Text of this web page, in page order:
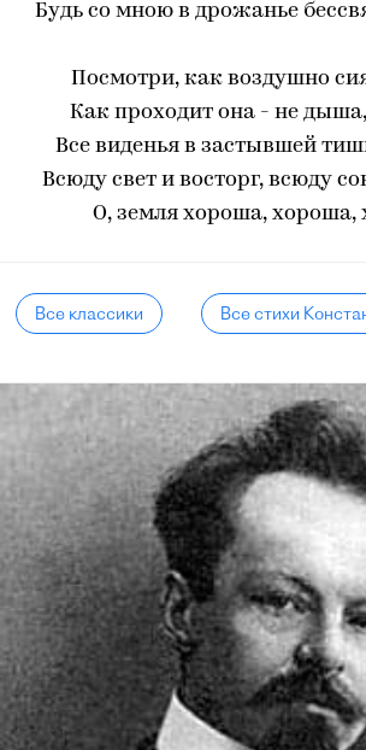
Будь со мною в дрожанье
Посмотри, как воздушно
Как проходит она - не
Все виденья в застывшей
Всюду свет и восторг, всюду
О, земля хороша, хороша,
Все классики Все стихи